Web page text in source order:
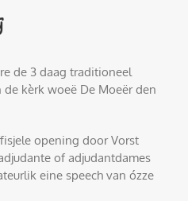
de 3 daag traditioneel
kèrk woeë De Moeër den
opening door Vorst
of adjudantdames
eine speech van ózze